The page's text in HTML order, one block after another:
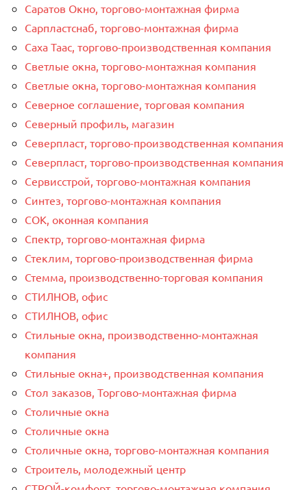
Саратов Окно, торгово-монтажная фирма
Сарпластснаб, торгово-монтажная фирма
Саха Таас, торгово-производственная компания
Светлые окна, торгово-монтажная компания
Светлые окна, торгово-монтажная компания
Северное соглашение, торговая компания
Северный профиль, магазин
Северпласт, торгово-производственная компания
Северпласт, торгово-производственная компания
Сервисстрой, торгово-монтажная компания
Синтез, торгово-монтажная компания
СОК, оконная компания
Спектр, торгово-монтажная фирма
Стеклим, торгово-производственная фирма
Стемма, производственно-торговая компания
СТИЛНОВ, офис
СТИЛНОВ, офис
Стильные окна, производственно-монтажная
компания
Стильные окна+, производственная компания
Стол заказов, Торгово-монтажная фирма
Столичные окна
Столичные окна
Столичные окна, торгово-монтажная компания
Строитель, молодежный центр